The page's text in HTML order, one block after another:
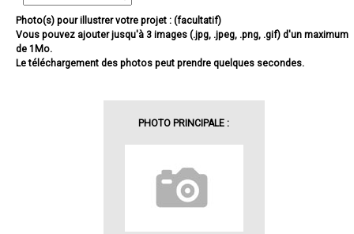
Photo(s) pour illustrer votre projet : (facultatif)
Vous pouvez ajouter jusqu'à 3 images (.jpg, .jpeg, .png, .gif) d'un maximum
de 1Mo.
Le téléchargement des photos peut prendre quelques secondes.
PHOTO PRINCIPALE :